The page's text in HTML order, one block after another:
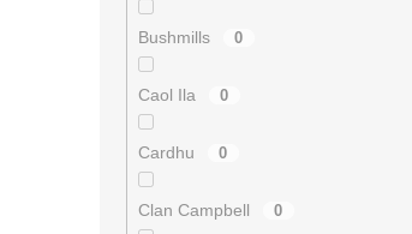
Bushmills 0
Caol Ila 0
Cardhu 0
Clan Campbell 0